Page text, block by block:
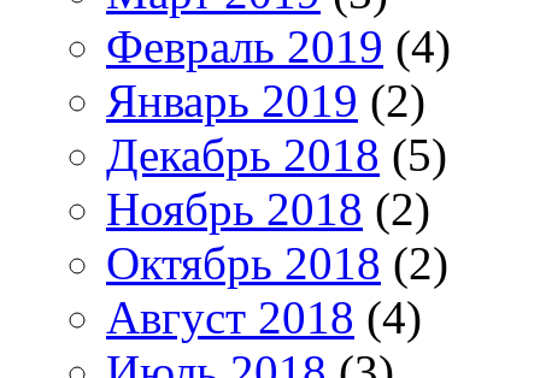
Февраль 2019 (4)
Январь 2019 (2)
Декабрь 2018 (5)
Ноябрь 2018 (2)
Октябрь 2018 (2)
Август 2018 (4)